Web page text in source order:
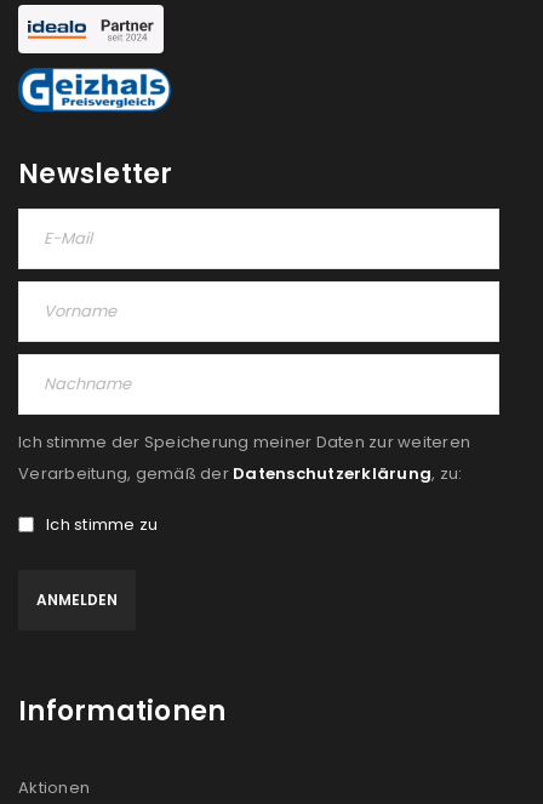
Newsletter
Ich stimme der Speicherung meiner Daten zur weiteren
Verarbeitung, gemäß der Datenschutzerklärung, zu:
Ich stimme zu
Informationen
Aktionen